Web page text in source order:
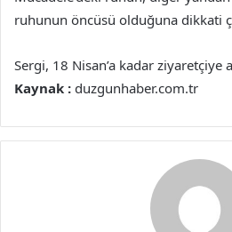
ruhunun öncüsü olduğuna dikkati
Sergi, 18 Nisan’a kadar ziyaretçiye
Kaynak : duzgunhaber.com.tr